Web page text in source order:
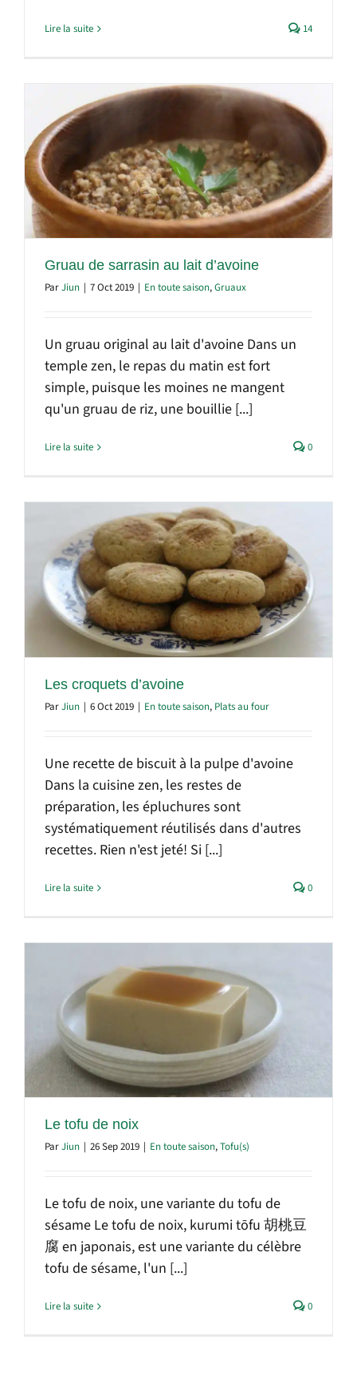
Lire la suite 14
Gruau de sarrasin au lait d’avoine
ParJiun | 7 Oct 2019 | En toute saison,Gruaux
Un gruau original au lait d'avoine Dans un
temple zen, le repas du matin est fort
simple, puisque les moines ne mangent
qu'un gruau de riz, une bouillie [...]
Lire la suite 0
Les croquets d’avoine
ParJiun | 6 Oct 2019 | En toute saison, Plats au four
Une recette de biscuit à la pulpe d'avoine
Dans la cuisine zen, les restes de
préparation, les épluchures sont
systématiquement réutilisés dans d'autres
recettes. Rien n'est jeté! Si [...]
Lire la suite 0
Le tofu de noix
ParJiun | 26 Sep 2019 | En toute saison,Tofu(s)
Le tofu de noix, une variante du tofu de
sésame Le tofu de noix, kurumi tōfu 胡桃豆
腐 en japonais, est une variante du célèbre
tofu de sésame, l'un [...]
Lire la suite 0